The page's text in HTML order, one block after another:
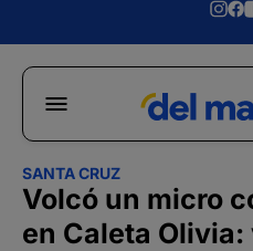
SANTA CRUZ
Volcó un micro
en Caleta